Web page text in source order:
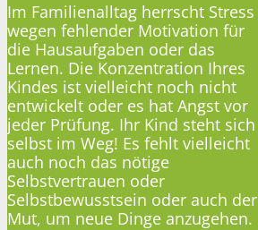
Im Familienalltag herrscht Stress
wegen fehlender Motivation für
die Hausaufgaben oder das
Lernen. Die Konzentration Ihres
Kindes ist vielleicht noch nicht
entwickelt oder es hat Angst vor
jeder Prüfung. Ihr Kind steht sich
selbst im Weg! Es fehlt vielleicht
auch noch das nötige
Selbstvertrauen oder
Selbstbewusstsein oder auch der
Mut, um neue Dinge anzugehen.